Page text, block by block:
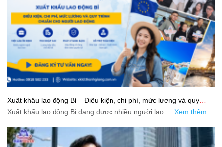
Xuất khẩu lao động Bỉ – Điều kiện, chi phí, mức lương và quy
trình chuẩn cho người lao động
Xuất khẩu lao động Bỉ đang được nhiều người lao … Xem thêm